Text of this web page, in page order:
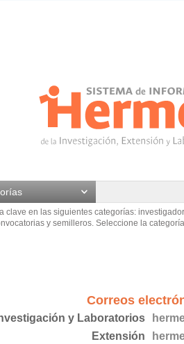
clave en las siguientes categorías:
y semilleros. Seleccione la
Correos
y Laboratorios
Extensión